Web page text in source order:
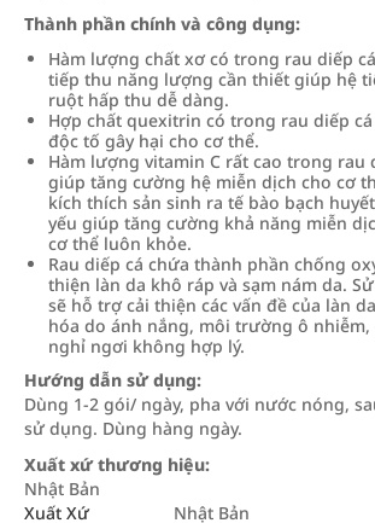
Thành phần chính và công dụng:
Hàm lượng chất xơ có trong rau diếp
tiếp thu năng lượng cần thiết giúp hệ
ruột hấp thu dễ dàng.
Hợp chất quexitrin có trong rau diếp
độc tố gây hại cho cơ thể.
Hàm lượng vitamin C rất cao trong rau
giúp tăng cường hệ miễn dịch cho cơ
kích thích sản sinh ra tế bào bạch
yếu giúp tăng cường khả năng miễn
cơ thể luôn khỏe.
Rau diếp cá chứa thành phần chống
thiện làn da khô ráp và sạm nám da.
sẽ hỗ trợ cải thiện các vấn đề của làn
hóa do ánh nắng, môi trường ô nhiễm,
nghỉ ngơi không hợp lý.
Hướng dẫn sử dụng:
Dùng 1-2 gói/ ngày, pha với nước nóng,
sử dụng. Dùng hàng ngày.
Xuất xứ thương hiệu:
Nhật Bản
Xuất Xứ
Nhật Bản